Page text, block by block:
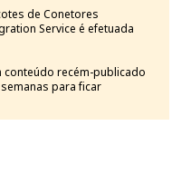
de Conetores
Service é efetuada
conteúdo recém-publicado
para ficar